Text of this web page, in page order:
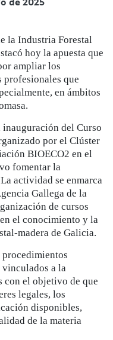
de 2025
la Industria Forestal
hoy la apuesta que
ampliar los
que
en ámbitos
del Curso
por el Clúster
BIOECO2 en el
fomentar la
actividad se enmarca
Gallega de la
de cursos
el conocimiento y la
madera de Galicia.
a la
con el objetivo de que
legales, los
disponibles,
de la materia